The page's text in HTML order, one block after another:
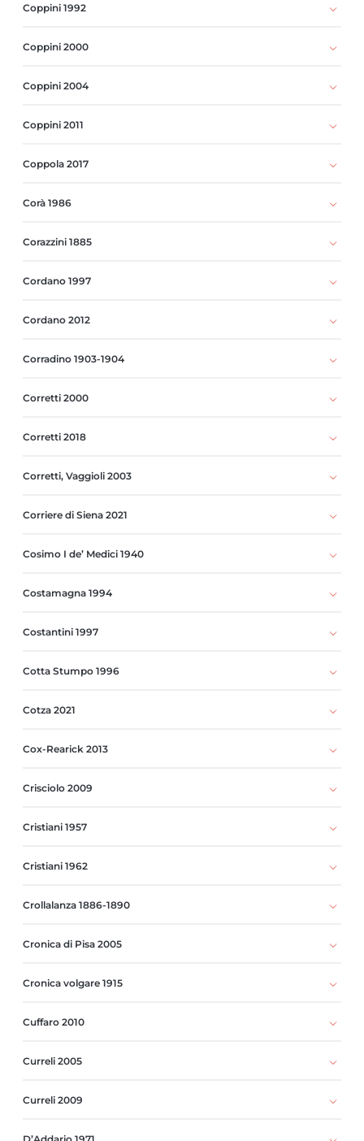
Coppini 1992
Coppini 2000
Coppini 2004
Coppini 2011
Coppola 2017
Corà 1986
Corazzini 1885
Cordano 1997
Cordano 2012
Corradino 1903-1904
Corretti 2000
Corretti 2018
Corretti, Vaggioli 2003
Corriere di Siena 2021
Cosimo I de’ Medici 1940
Costamagna 1994
Costantini 1997
Cotta Stumpo 1996
Cotza 2021
Cox-Rearick 2013
Crisciolo 2009
Cristiani 1957
Cristiani 1962
Crollalanza 1886-1890
Cronica di Pisa 2005
Cronica volgare 1915
Cuffaro 2010
Curreli 2005
Curreli 2009